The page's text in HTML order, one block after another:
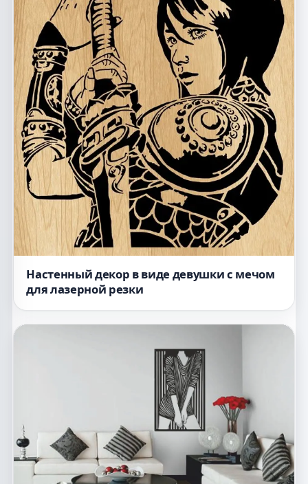
Настенный декор в виде девушки с мечом
для лазерной резки